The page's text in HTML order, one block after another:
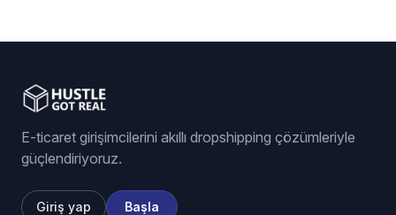
E-ticaret girişimcilerini akıllı dropshipping çözümleriyle
güçlendiriyoruz.
Giriş yap Başla